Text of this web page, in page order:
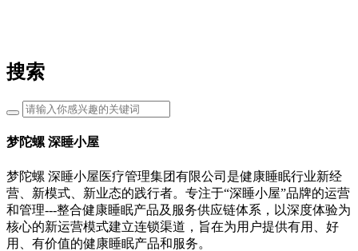
搜索
梦陀螺 深睡小屋
梦陀螺 深睡小屋医疗管理集团有限公司是健康睡眠行业新经
营、新模式、新业态的践行者。专注于“深睡小屋”品牌的运营
和管理---整合健康睡眠产品及服务供应链体系，以深度体验为
核心的新运营模式建立连锁渠道，旨在为用户提供有用、好
用、有价值的健康睡眠产品和服务。